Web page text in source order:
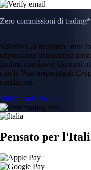
Zero commissioni di trading*
Valorizza al massimo i tuoi
criptovalute di tendenza
Inoltre, con Level Up puoi
con la Visa prepagata di
condizioni.
Unisciti a Level Up
Pensato per